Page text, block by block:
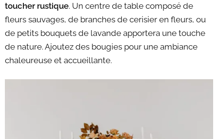
toucher rustique. Un centre de table composé de
fleurs sauvages, de branches de cerisier en fleurs, ou
de petits bouquets de lavande apportera une touche
de nature. Ajoutez des bougies pour une ambiance
chaleureuse et accueillante.